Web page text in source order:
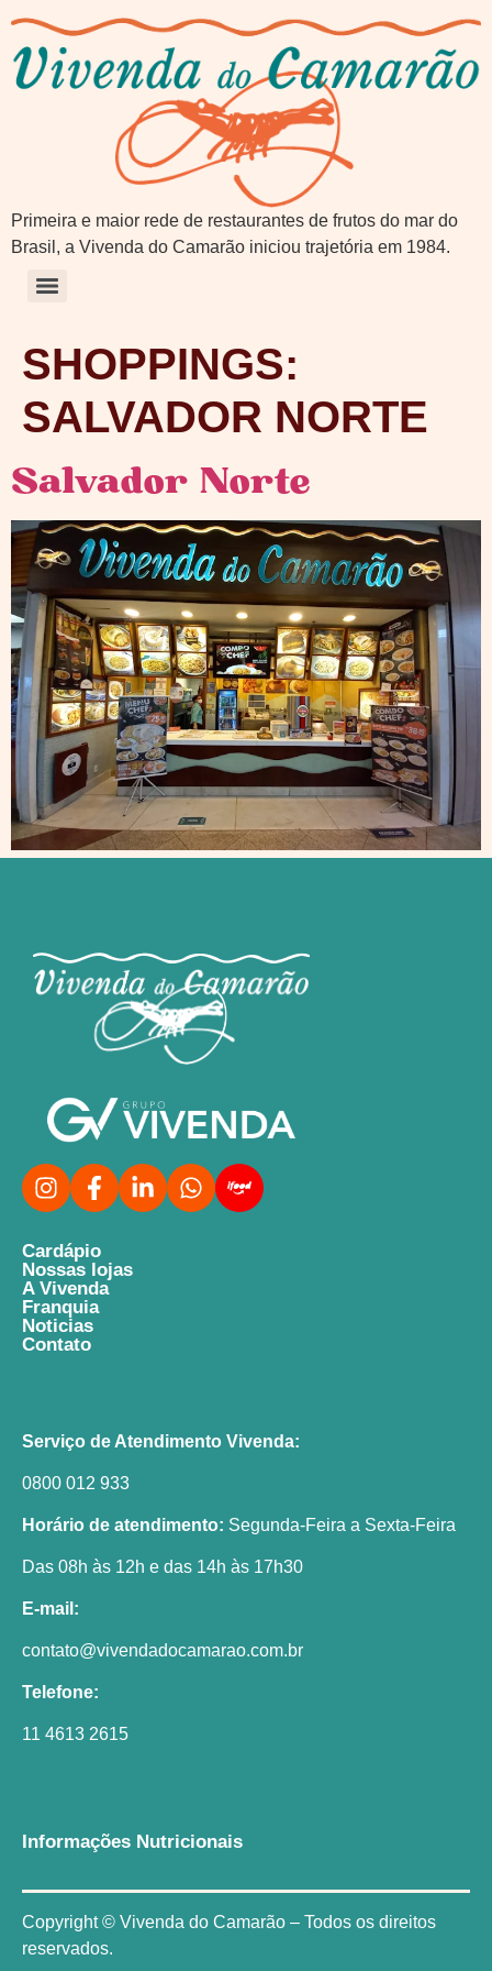
Primeira e maior rede de restaurantes de frutos do mar do
Brasil, a Vivenda do Camarão iniciou trajetória em 1984.
SHOPPINGS:
SALVADOR NORTE
Salvador Norte
Cardápio
Nossas lojas
A Vivenda
Franquia
Noticias
Contato
Serviço de Atendimento Vivenda:
0800 012 933
Horário de atendimento: Segunda-Feira a Sexta-Feira
Das 08h às 12h e das 14h às 17h30
E-mail:
contato@vivendadocamarao.com.br
Telefone:
11 4613 2615
Informações Nutricionais
Copyright © Vivenda do Camarão – Todos os direitos
reservados.